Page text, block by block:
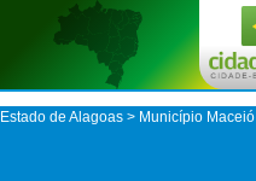
Estado de Alagoas > Município Maceió